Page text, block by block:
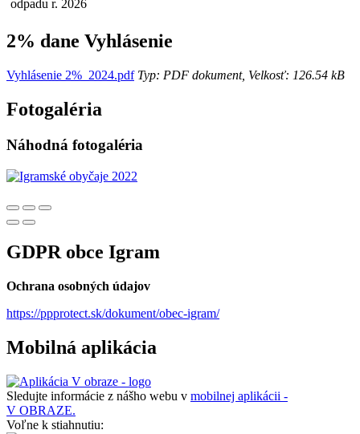
2% dane Vyhlásenie
Vyhlásenie 2%_2024.pdfTyp: PDF dokument, Velkosť: 126.54 kB
Fotogaléria
Náhodná fotogaléria
GDPR obce Igram
Ochrana osobných údajov
https://ppprotect.sk/dokument/obec-igram/
Mobilná aplikácia
Sledujte informácie z nášho webu v mobilnej aplikácii -
V OBRAZE.
Voľne k stiahnutiu: